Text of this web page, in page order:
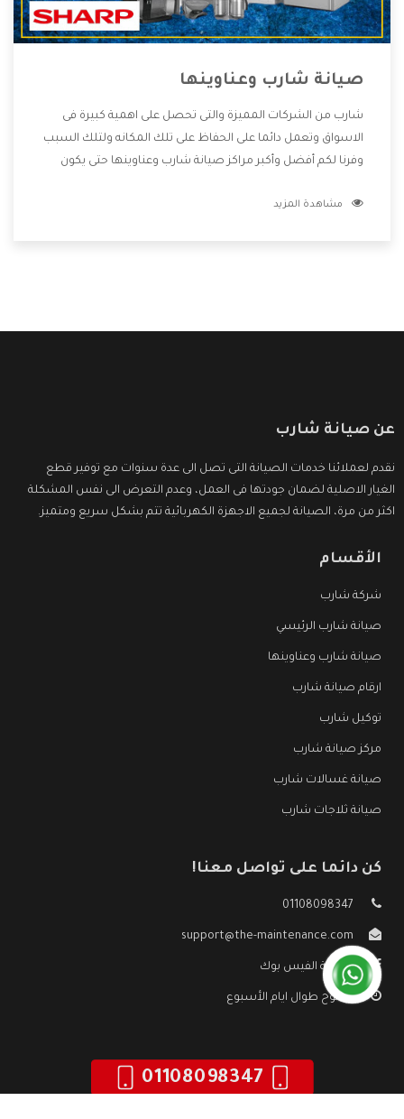
صيانة شارب وعناوينها
شارب من الشركات المميزة والتى تحصل على اهمية كبيرة فى
الاسواق وتعمل دائما على الحفاظ على تلك المكانه ولتلك السبب
وفرنا لكم أفضل وأكبر مراكز صيانة شارب وعناوينها حتى يكون
دون اى ازعاج كما أننا نهتم بكل ما يحتاجه المستهلك لكى نحافظ
مشاهدة المزيد
عن صيانة شارب
نقدم لعملائنا خدمات الصيانة التى تصل الى عدة سنوات مع توفير قطع
الغيار الاصلية لضمان جودتها فى العمل، وعدم التعرض الى نفس المشكلة
اكثر من مرة، الصيانة لجميع الاجهزة الكهربائية تتم بشكل سريع ومتميز.
الأقسام
شركة شارب
صيانة شارب الرئيسي
صيانة شارب وعناوينها
ارقام صيانة شارب
توكيل شارب
مركز صيانة شارب
صيانة غسالات شارب
صيانة ثلاجات شارب
كن دائما على تواصل معنا!
01108098347
support@the-maintenance.com
صفحة الفيس بوك
مفتوح طوال ايام الأسبوع
01108098347